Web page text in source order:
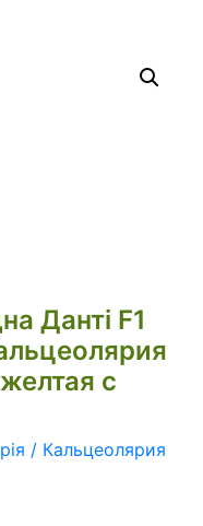
Данті F1
с
/ Кальцеолярия